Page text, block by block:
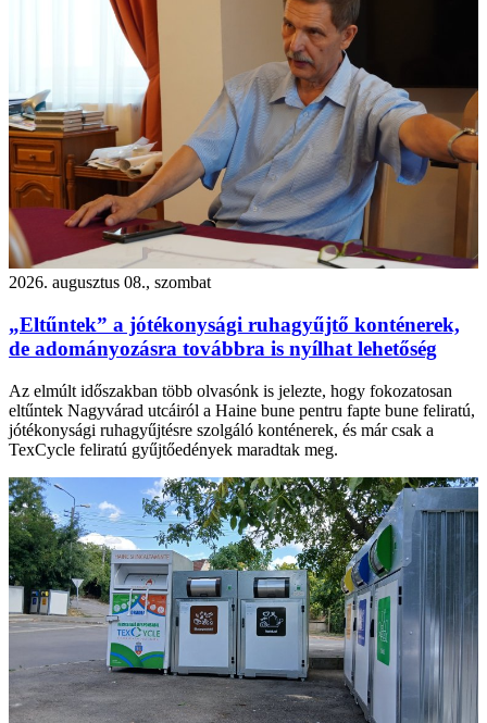
2026. augusztus 08., szombat
„Eltűntek” a jótékonysági ruhagyűjtő konténerek,
de adományozásra továbbra is nyílhat lehetőség
Az elmúlt időszakban több olvasónk is jelezte, hogy fokozatosan
eltűntek Nagyvárad utcáiról a Haine bune pentru fapte bune feliratú,
jótékonysági ruhagyűjtésre szolgáló konténerek, és már csak a
TexCycle feliratú gyűjtőedények maradtak meg.